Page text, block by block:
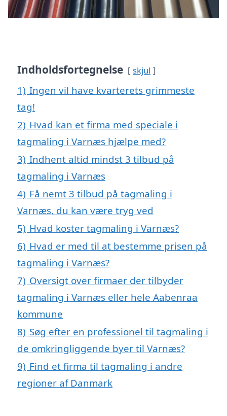
Indholdsfortegnelse skjul
1) Ingen vil have kvarterets grimmeste
tag!
2) Hvad kan et firma med speciale i
tagmaling i Varnæs hjælpe med?
3) Indhent altid mindst 3 tilbud på
tagmaling i Varnæs
4) Få nemt 3 tilbud på tagmaling i
Varnæs, du kan være tryg ved
5) Hvad koster tagmaling i Varnæs?
6) Hvad er med til at bestemme prisen på
tagmaling i Varnæs?
7) Oversigt over firmaer der tilbyder
tagmaling i Varnæs eller hele Aabenraa
kommune
8) Søg efter en professionel til tagmaling i
de omkringliggende byer til Varnæs?
9) Find et firma til tagmaling i andre
regioner af Danmark